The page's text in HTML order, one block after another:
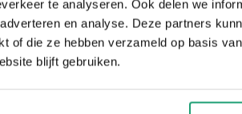
te analyseren. Ook delen we
en analyse. Deze partners
of die ze hebben verzameld op basis
blijft gebruiken.